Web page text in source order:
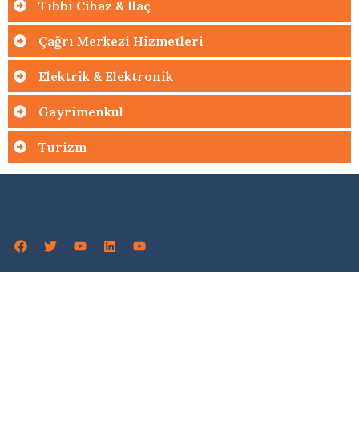
Tıbbi Cihaz & İlaç
Çağrı Merkezi Hizmetleri
Elektrik & Elektronik
Gayrimenkul
Turizm